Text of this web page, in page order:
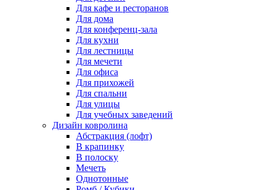
Для кафе и ресторанов
Для дома
Для конференц-зала
Для кухни
Для лестницы
Для мечети
Для офиса
Для прихожей
Для спальни
Для улицы
Для учебных заведений
Дизайн ковролина
Абстракция (лофт)
В крапинку
В полоску
Мечеть
Однотонные